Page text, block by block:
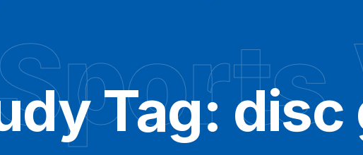
Tag: disc